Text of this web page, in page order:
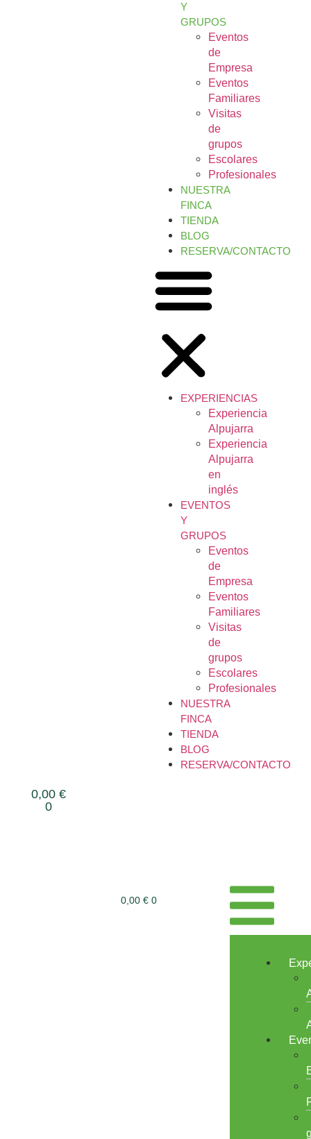
Y
GRUPOS
Eventos
de
Empresa
Eventos
Familiares
Visitas
de
grupos
Escolares
Profesionales
NUESTRA
FINCA
TIENDA
BLOG
RESERVA/CONTACTO
EXPERIENCIAS
Experiencia
Alpujarra
Experiencia
Alpujarra
en
inglés
EVENTOS
Y
GRUPOS
Eventos
de
Empresa
Eventos
Familiares
Visitas
de
grupos
Escolares
Profesionales
NUESTRA
FINCA
TIENDA
BLOG
RESERVA/CONTACTO
0,00 €
0
0,00€ 0